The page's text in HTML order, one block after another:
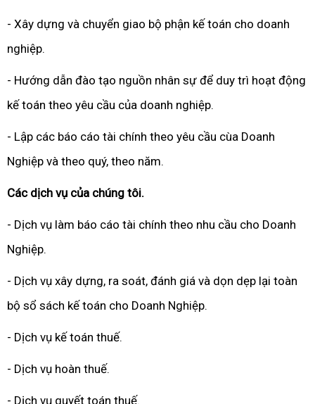
- Xây dựng và chuyển giao bộ phận kế toán cho doanh
nghiệp.
- Hướng dẫn đào tạo nguồn nhân sự để duy trì hoạt động
kế toán theo yêu cầu của doanh nghiệp.
- Lập các báo cáo tài chính theo yêu cầu cùa Doanh
Nghiệp và theo quý, theo năm.
Các dịch vụ của chúng tôi.
- Dịch vụ làm báo cáo tài chính theo nhu cầu cho Doanh
Nghiệp.
- Dịch vụ xây dựng, ra soát, đánh giá và dọn dẹp lại toàn
bộ sổ sách kế toán cho Doanh Nghiệp.
- Dịch vụ kế toán thuế.
- Dịch vụ hoàn thuế.
- Dịch vụ quyết toán thuế.